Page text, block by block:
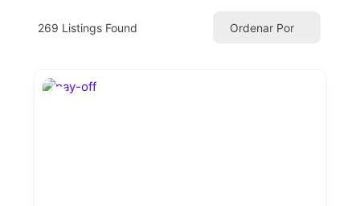
269 Listings Found Ordenar Por